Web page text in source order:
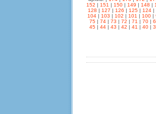
152 | 151 | 150 | 149 | 148 |
128 | 127 | 126 | 125 | 124 |
104 | 103 | 102 | 101 | 100 |
75 |74 |73 |72 |71 |70 |
45 |44 |43 |42 |41 |40 |